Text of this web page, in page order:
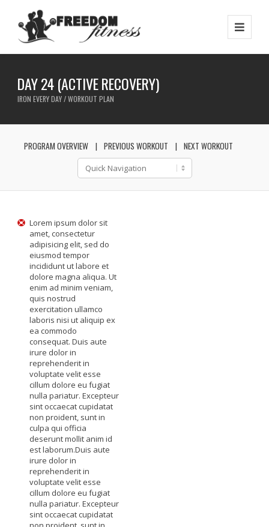
DAY 24 (ACTIVE RECOVERY)
IRON EVERY DAY / WORKOUT PLAN
PROGRAM OVERVIEW PREVIOUS WORKOUT NEXT WORKOUT
Lorem ipsum dolor sit
amet, consectetur
adipisicing elit, sed do
eiusmod tempor
incididunt ut labore et
dolore magna aliqua. Ut
enim ad minim veniam,
quis nostrud
exercitation ullamco
laboris nisi ut aliquip ex
ea commodo
consequat. Duis aute
irure dolor in
reprehenderit in
voluptate velit esse
cillum dolore eu fugiat
nulla pariatur. Excepteur
sint occaecat cupidatat
non proident, sunt in
culpa qui officia
deserunt mollit anim id
est laborum.Duis aute
irure dolor in
reprehenderit in
voluptate velit esse
cillum dolore eu fugiat
nulla pariatur. Excepteur
sint occaecat cupidatat